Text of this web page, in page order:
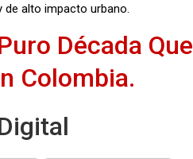
de alto impacto urbano.
Década Que
Colombia.